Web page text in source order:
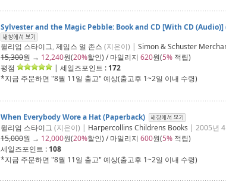
Sylvester and the Magic Pebble: Book and CD [With CD (Audio)]
윌리엄 스타이그, 제임스 얼 존스 (지은이) | Simon & Schuster
15,300원 → 12,240원(20%할인) / 마일리지 620원(5% 적립)
평점
| 세일즈포인트 : 172
*지금 주문하면 "8월 11일 출고" 예상(출고후 1~2일 이내 수령)
When Everybody Wore a Hat (Paperback)
윌리엄 스타이그 (지은이) | Harpercollins Childrens Books | 2005년
15,000원 → 12,000원(20%할인) / 마일리지 600원(5% 적립)
세일즈포인트 : 108
*지금 주문하면 "8월 11일 출고" 예상(출고후 1~2일 이내 수령)